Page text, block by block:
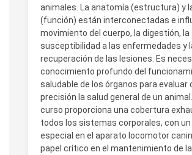
animales. La anatomía (estructura) y
(función) están interconectadas e
movimiento del cuerpo, la digestión, la
susceptibilidad a las enfermedades y
recuperación de las lesiones. Es
conocimiento profundo del
saludable de los órganos para evaluar
precisión la salud general de un
curso proporciona una cobertura
todos los sistemas corporales, con
especial en el aparato locomotor
papel crítico en el mantenimiento de